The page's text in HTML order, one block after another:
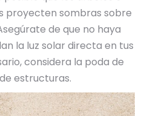
proyecten sombras sobre
de que no haya
la luz solar directa en tus
considera la poda de
estructuras.